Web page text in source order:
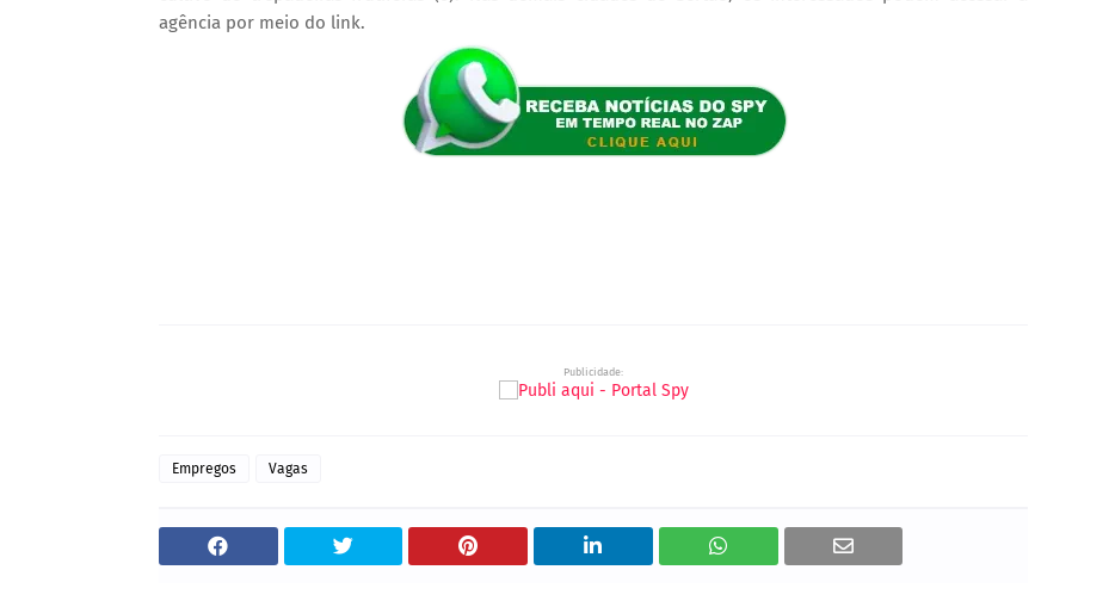
agência por meio do link.
Publicidade:
Empregos Vagas